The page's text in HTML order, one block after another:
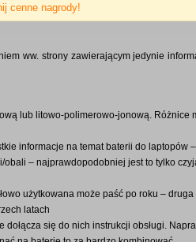
cenne nagrody!
ww. strony zawierającym jedynie
lub litowo-polimerowo-jonową. Różnice
informacje na temat baterii do laptopów
obali – najprawdopodobniej jest to tylko
użytkowana może paść po roku –
latach
się do nich instrukcji obsługi.